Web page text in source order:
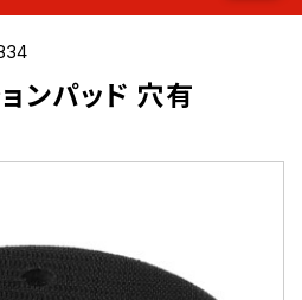
ンパッド 穴有